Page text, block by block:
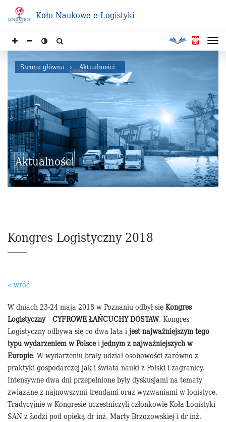
Koło Naukowe e-Logistyki
Strona główna Aktualności
Aktualności
Kongres Logistyczny 2018
« wróć
W dniach 23-24 maja 2018 w Poznaniu odbył sięKongres
Logistyczny–CYFROWE ŁAŃCUCHY DOSTAW. Kongres
Logistyczny odbywa się co dwa lata ijest najważniejszym tego
typu wydarzeniem w Polsceijednym z najważniejszych w
Europie. W wydarzeniu brały udział osobowości zarówno z
praktyki gospodarczej jak i świata nauki z Polski i zagranicy.
Intensywne dwa dni przepełnione były dyskusjami na tematy
związane z najnowszymi trendami oraz wyzwaniami w logistyce.
Tradycyjnie w Kongresie uczestniczyli członkowie Koła Logistyki
SAN z Łodzi pod opieką dr inż. Marty Brzozowskiej i dr inż.